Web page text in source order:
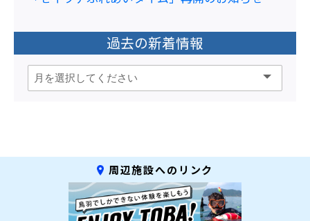
過去の新着情報
周辺施設へのリンク